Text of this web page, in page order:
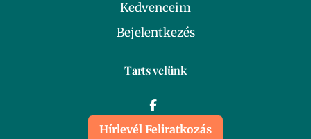
Kedvenceim
Bejelentkezés
Tarts velünk
Hírlevél Feliratkozás